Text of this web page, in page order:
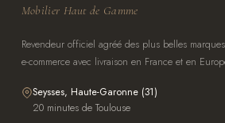
Mobilier Haut de Gamme
Revendeur officiel agréé des plus belles
e-commerce avec livraison en France et en
Seysses, Haute-Garonne (31)
20 minutes de Toulouse